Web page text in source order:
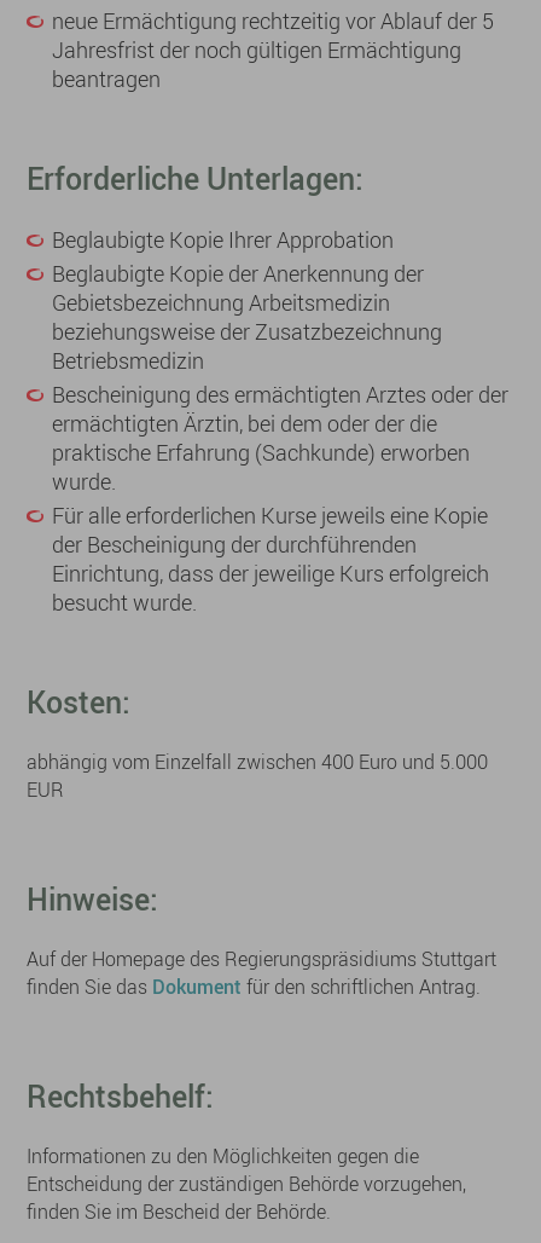
neue Ermächtigung rechtzeitig vor Ablauf der 5
Jahresfrist der noch gültigen Ermächtigung
beantragen
Erforderliche Unterlagen:
Beglaubigte Kopie Ihrer Approbation
Beglaubigte Kopie der Anerkennung der
Gebietsbezeichnung Arbeitsmedizin
beziehungsweise der Zusatzbezeichnung
Betriebsmedizin
Bescheinigung des ermächtigten Arztes oder der
ermächtigten Ärztin, bei dem oder der die
praktische Erfahrung (Sachkunde) erworben
wurde.
Für alle erforderlichen Kurse jeweils eine Kopie
der Bescheinigung der durchführenden
Einrichtung, dass der jeweilige Kurs erfolgreich
besucht wurde.
Kosten:
abhängig vom Einzelfall zwischen 400 Euro und 5.000
EUR
Hinweise:
Auf der Homepage des Regierungspräsidiums Stuttgart
finden Sie das Dokument für den schriftlichen Antrag.
Rechtsbehelf:
Informationen zu den Möglichkeiten gegen die
Entscheidung der zuständigen Behörde vorzugehen,
finden Sie im Bescheid der Behörde.